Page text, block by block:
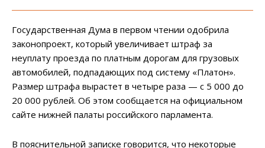
Государственная Дума в первом чтении одобрила
законопроект, который увеличивает штраф за
неуплату проезда по платным дорогам для грузовых
автомобилей, подпадающих под систему «Платон».
Размер штрафа вырастет в четыре раза — с 5 000 до
20 000 рублей. Об этом сообщается на официальном
сайте нижней палаты российского парламента.
В пояснительной записке говорится, что некоторые